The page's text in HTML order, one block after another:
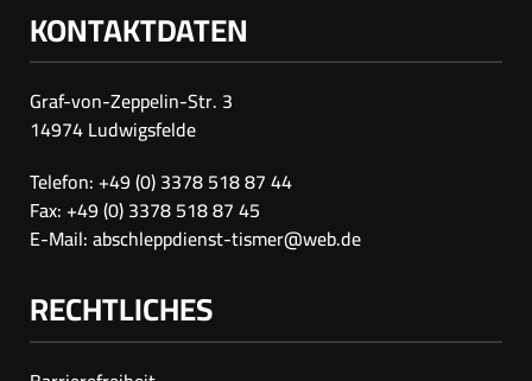
KONTAKTDATEN
Graf-von-Zeppelin-Str. 3
14974 Ludwigsfelde
Telefon: +49 (0) 3378 518 87 44
Fax: +49 (0) 3378 518 87 45
E-Mail:abschleppdienst-tismer@web.de
RECHTLICHES